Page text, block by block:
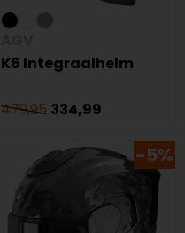
K6 Integraalhelm
479,95 334,99
-5%